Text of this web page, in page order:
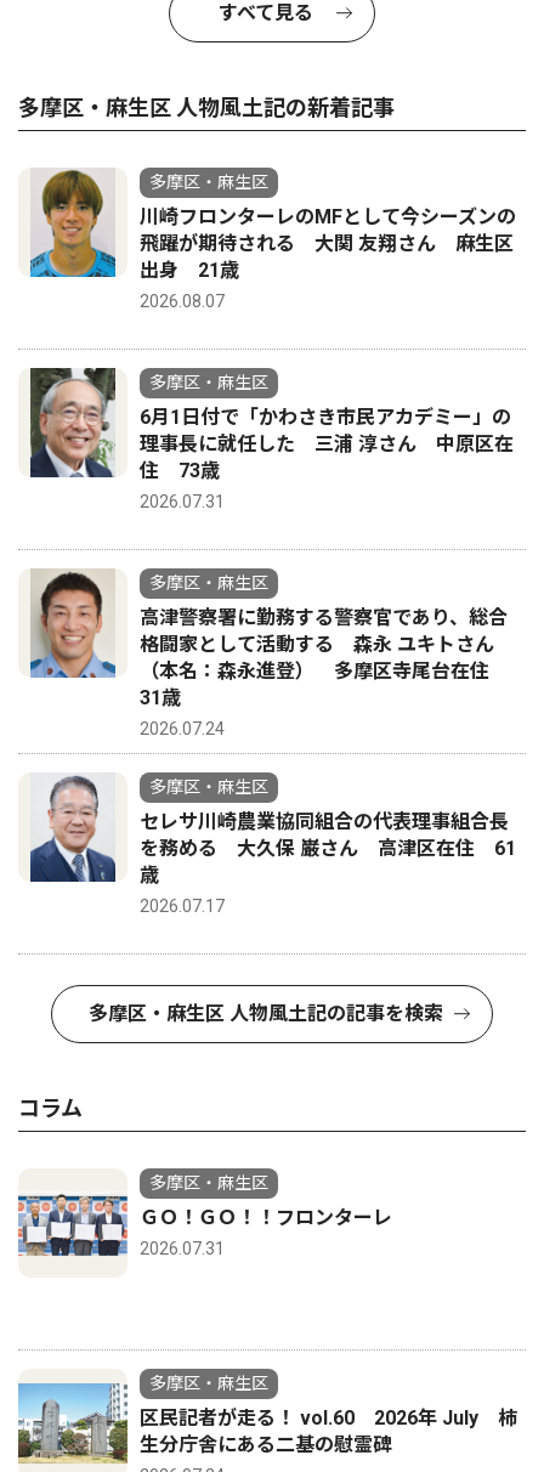
すべて見る
多摩区・麻生区 人物風土記の新着記事
多摩区・麻生区
川崎フロンターレのMFとして今シーズンの
飛躍が期待される 大関 友翔さん 麻生区
出身 21歳
2026.08.07
多摩区・麻生区
6月1日付で「かわさき市民アカデミー」の
理事長に就任した 三浦 淳さん 中原区在
住 73歳
2026.07.31
多摩区・麻生区
高津警察署に勤務する警察官であり、総合
格闘家として活動する 森永 ユキトさん
（本名：森永進登） 多摩区寺尾台在住
31歳
2026.07.24
多摩区・麻生区
セレサ川崎農業協同組合の代表理事組合長
を務める 大久保 巌さん 高津区在住 61
歳
2026.07.17
多摩区・麻生区 人物風土記の記事を検索
コラム
多摩区・麻生区
ＧＯ！ＧＯ！！フロンターレ
2026.07.31
多摩区・麻生区
区民記者が走る！ vol.60 2026年 July 柿
生分庁舎にある二基の慰霊碑